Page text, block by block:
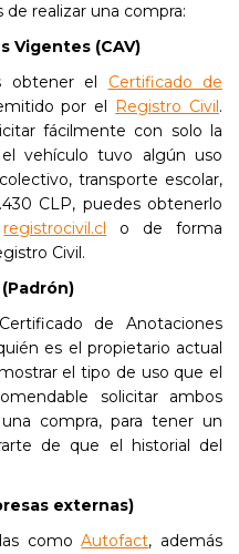
realizar una compra:
Vigentes (CAV)
obtener el Certificado de
por el Registro Civil.
fácilmente con solo la
vehículo tuvo algún uso
transporte escolar,
CLP, puedes obtenerlo
registrocivil.cl o de forma
Civil.
de Anotaciones
es el propietario actual
el tipo de uso que el
solicitar ambos
compra, para tener un
de que el historial del
externas)
comoAutofact, además